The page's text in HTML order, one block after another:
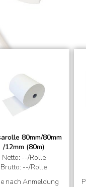
80mm/80mm
/12mm (80m)
Netto: --/Rolle
Brutto: --/Rolle
nach Anmeldung